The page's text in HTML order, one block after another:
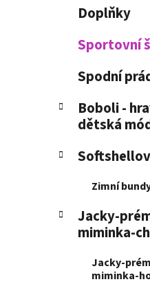
n
Doplňky
Sportovní
Spodní
Boboli -
dětská
Zimní
Jacky-
miminka-
Jacky-
miminka-